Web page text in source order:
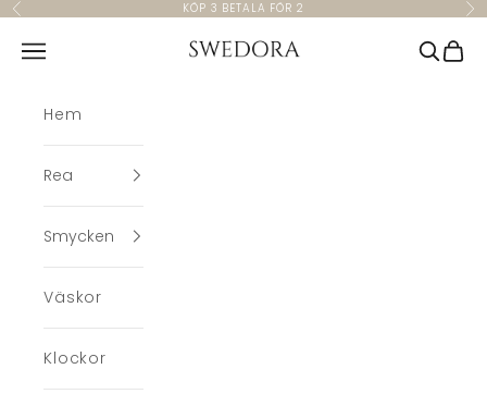
Hoppa till innehållet
Föregående KÖP 3 BETALA FÖR 2
Swedora
Meny Sök
Hem
Rea
Smycken
Väskor
Klockor